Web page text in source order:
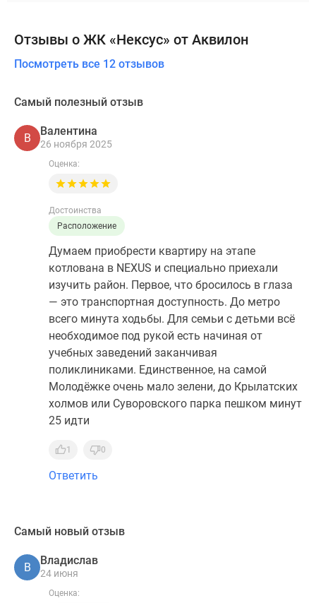
Отзывы о ЖК «Нексус» от Аквилон
Посмотреть все 12 отзывов
Самый полезный отзыв
В
Валентина
26 ноября 2025
Оценка:
Достоинства
Расположение
Думаем приобрести квартиру на этапе
котлована в NEXUS и специально приехали
изучить район. Первое, что бросилось в глаза
— это транспортная доступность. До метро
всего минута ходьбы. Для семьи с детьми всё
необходимое под рукой есть начиная от
учебных заведений заканчивая
поликлиниками. Единственное, на самой
Молодёжке очень мало зелени, до Крылатских
холмов или Суворовского парка пешком минут
25 идти
1 0
Ответить
Самый новый отзыв
В
Владислав
24 июня
Оценка: